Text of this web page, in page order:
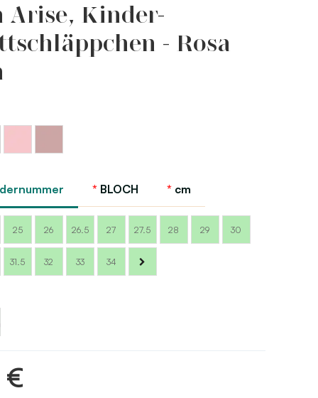
Arise, Kinder-
- Rosa
Bloch
BLOCH cm
25 26 26.5 27 27.5 28 29 30
31.5 32 33 34
€